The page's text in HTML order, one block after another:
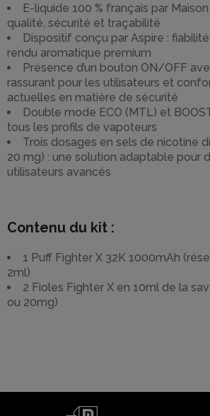
E-liquide 100 % français par
qualité, sécurité et traçabilité
Dispositif conçu par Aspire :
rendu aromatique premium
Présence d’un bouton ON/OFF
rassurant pour les utilisateurs et
actuelles en matière de sécurité
Double mode ECO (MTL) et
tous les profils de vapoteurs
Trois dosages en sels de nicotine
20 mg) : une solution adaptable pour
utilisateurs avancés
Contenu du kit :
1 Puff Fighter X 32K 1000mAh
2ml)
2 Fioles Fighter X en 10ml de la
ou 20mg)